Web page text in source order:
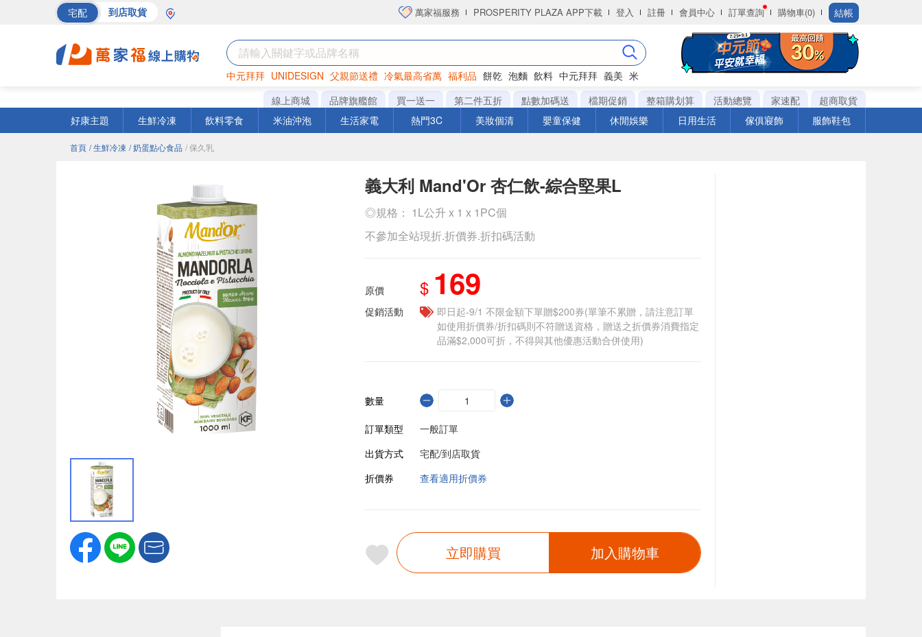
宅配 到店取貨 萬家福服務 PROSPERITY PLAZA APP下載 登入 註冊 會員中心 訂單查詢 購物車(0) 結帳
中元拜拜 UNIDESIGN 父親節送禮 冷氣最高省萬 福利品 餅乾 泡麵 飲料 中元拜拜 義美 米
罐頭 海苔 洋芋片
線上商城 品牌旗艦館 買一送一 第二件五折 點數加碼送 檔期促銷 整箱購划算 活動總覽 家速配
超商取貨
好康主題
生鮮冷凍 飲料零食 米油沖泡 生活家電 熱門3C 美妝個清 嬰童保健 休閒娛樂 日用生活 傢俱寢飾 服飾鞋包
首頁 / 生鮮冷凍 / 奶蛋點心食品 / 保久乳
義大利 Mand'Or 杏仁飲-綜合堅果L
◎規格： 1L公升 x 1 x 1PC個
不參加全站現折.折價券.折扣碼活動
原價 $ 169
促銷活動
即日起-9/1 不限金額下單贈$200券(單筆不累贈，請注意訂單
如使用折價券/折扣碼則不符贈送資格，贈送之折價券消費指定
品滿$2,000可折，不得與其他優惠活動合併使用)
數量
訂單類型
一般訂單
出貨方式
宅配/到店取貨
折價券
查看適用折價券
立即購買 加入購物車